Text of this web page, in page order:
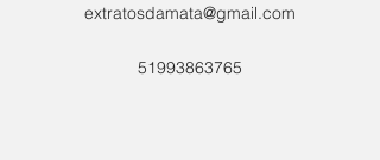
extratosdamata@gmail.com
51993863765